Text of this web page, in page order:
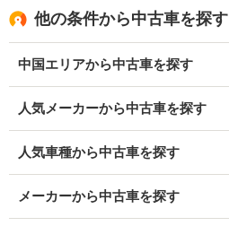
他の条件から中古車を探す
中国エリアから中古車を探す
人気メーカーから中古車を探す
人気車種から中古車を探す
メーカーから中古車を探す